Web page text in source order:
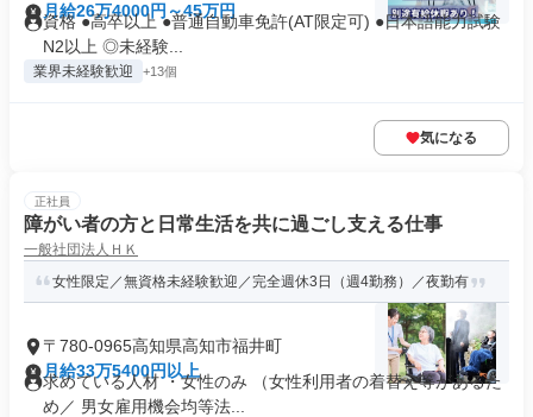
月給26万4000円～45万円
資格 ●高卒以上 ●普通自動車免許(AT限定可) ●日本語能力試験
N2以上 ◎未経験...
業界未経験歓迎 +13個
気になる
正社員
障がい者の方と日常生活を共に過ごし支える仕事
一般社団法人ＨＫ
女性限定／無資格未経験歓迎／完全週休3日（週4勤務）／夜勤有
〒780-0965高知県高知市福井町
月給33万5400円以上
求めている人材 ・女性のみ （女性利用者の着替え等があるた
め／ 男女雇用機会均等法...